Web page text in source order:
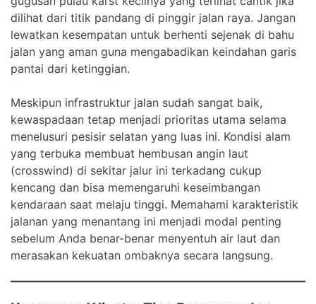
dilihat dari titik pandang di pinggir jalan raya. Jangan
lewatkan kesempatan untuk berhenti sejenak di bahu
jalan yang aman guna mengabadikan keindahan garis
pantai dari ketinggian.
Meskipun infrastruktur jalan sudah sangat baik,
kewaspadaan tetap menjadi prioritas utama selama
menelusuri pesisir selatan yang luas ini. Kondisi alam
yang terbuka membuat hembusan angin laut
(crosswind) di sekitar jalur ini terkadang cukup
kencang dan bisa memengaruhi keseimbangan
kendaraan saat melaju tinggi. Memahami karakteristik
jalanan yang menantang ini menjadi modal penting
sebelum Anda benar-benar menyentuh air laut dan
merasakan kekuatan ombaknya secara langsung.